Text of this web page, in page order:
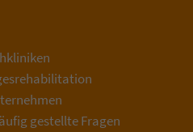
gestellte Fragen